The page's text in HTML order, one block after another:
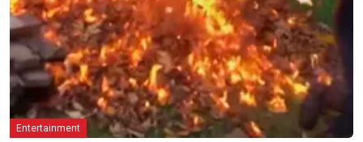
Entertainment